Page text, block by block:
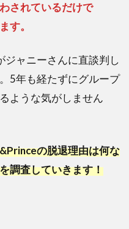
されているだけで
す。
ジャニーさんに直談判し
5年も経たずにグループ
ような気がしません
の脱退理由は何な
調査していきます！